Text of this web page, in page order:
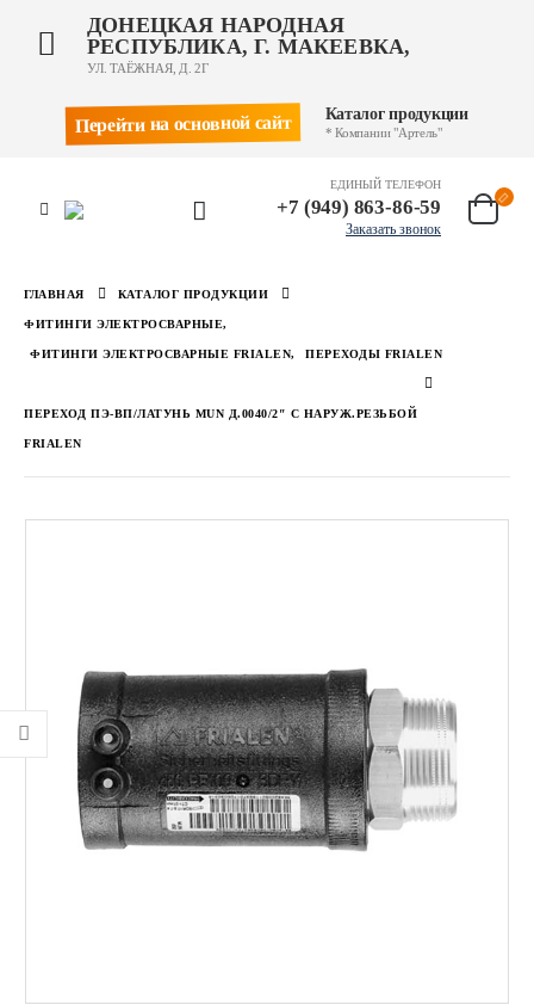
ДОНЕЦКАЯ НАРОДНАЯ
РЕСПУБЛИКА, Г. МАКЕЕВКА,
УЛ. ТАЁЖНАЯ, Д. 2Г
Перейти на основной сайт Каталог продукции
* Компании "Артель"
ЕДИНЫЙ ТЕЛЕФОН
+7 (949) 863-86-59
Заказать звонок
ГЛАВНАЯ КАТАЛОГ ПРОДУКЦИИ
ФИТИНГИ ЭЛЕКТРОСВАРНЫЕ,
ФИТИНГИ ЭЛЕКТРОСВАРНЫЕ FRIALEN, ПЕРЕХОДЫ FRIALEN
ПЕРЕХОД ПЭ-ВП/ЛАТУНЬ MUN Д.0040/2″ С НАРУЖ.РЕЗЬБОЙ
FRIALEN